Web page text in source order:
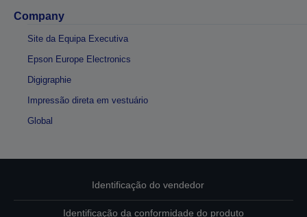
Company
Site da Equipa Executiva
Epson Europe Electronics
Digigraphie
Impressão direta em vestuário
Global
Identificação do vendedor
Identificação da conformidade do produto